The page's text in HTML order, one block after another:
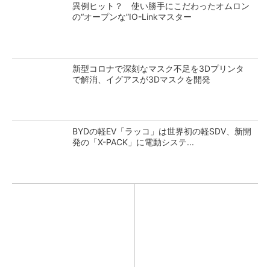
異例ヒット？ 使い勝手にこだわったオムロン
の“オープンな”IO-Linkマスター
新型コロナで深刻なマスク不足を3Dプリンタ
で解消、イグアスが3Dマスクを開発
BYDの軽EV「ラッコ」は世界初の軽SDV、新開
発の「X-PACK」に電動システ...